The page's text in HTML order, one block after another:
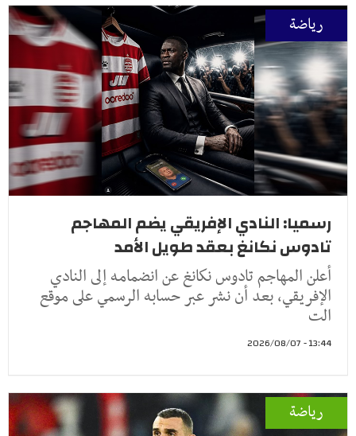
رياضة
رسميا: النادي الإفريقي يضم المهاجم
تادوس نكانغ بعقد طويل الأمد
أعلن المهاجم تادوس نكانغ عن انضمامه إلى النادي
الإفريقي، بعد أن نشر عبر حسابه الرسمي على موقع
الت
13:44 - 2026/08/07
رياضة